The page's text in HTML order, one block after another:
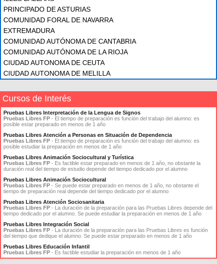
PRINCIPADO DE ASTURIAS
COMUNIDAD FORAL DE NAVARRA
EXTREMADURA
COMUNIDAD AUTÓNOMA DE CANTABRIA
COMUNIDAD AUTÓNOMA DE LA RIOJA
CIUDAD AUTONOMA DE CEUTA
CIUDAD AUTONOMA DE MELILLA
Cursos de Interés
Pruebas Libres Interpretación de la Lengua de Signos
Pruebas Libres FP - El tiempo de preparación es función del trabajo del alumno: es
posible estar preparado en menos de 1 año
Pruebas Libres Atención a Personas en Situación de Dependencia
Pruebas Libres FP - El tiempo de preparación es función del trabajo del alumno: es
posible estudiar la preparación en menos de 1 año
Pruebas Libres Animación Sociocultural y Turística
Pruebas Libres FP - Es factible estar preparado en menos de 1 año, no obstante la
duración real del tiempo de estudio depende del tiempo dedicado por el alumno
Pruebas Libres Animación Sociocultural
Pruebas Libres FP - Se puede estar preparado en menos de 1 año, no obstante el
tiempo de preparación real depende del tiempo dedicado por el alumno
Pruebas Libres Atención Sociosanitaria
Pruebas Libres FP - La duración de la preparación para las Pruebas Libres depende del
tiempo dedicado por el alumno. Se puede estudiar la preparación en menos de 1 año
Pruebas Libres Integración Social
Pruebas Libres FP - La duración de la preparación para las Pruebas Libres es función
del tiempo que dedique el alumno. Se puede estar preparado en menos de 1 año
Pruebas Libres Educación Infantil
Pruebas Libres FP - Es factible estudiar la preparación en menos de 1 año